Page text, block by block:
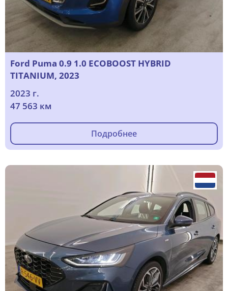
Ford Puma 0.9 1.0 ECOBOOST HYBRID
TITANIUM, 2023
2023 г.
47 563 км
Подробнее